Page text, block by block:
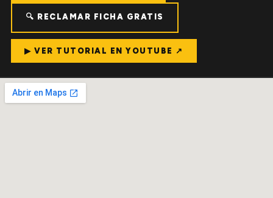
🔍 RECLAMAR FICHA GRATIS
▶ VER TUTORIAL EN YOUTUBE ↗